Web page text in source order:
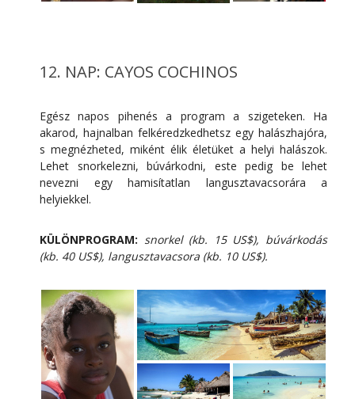
12. NAP: CAYOS COCHINOS
Egész napos pihenés a program a szigeteken. Ha
akarod, hajnalban felkéredzkedhetsz egy halászhajóra,
s megnézheted, miként élik életüket a helyi halászok.
Lehet snorkelezni, búvárkodni, este pedig be lehet
nevezni egy hamisítatlan langusztavacsorára a
helyiekkel.
KÜLÖNPROGRAM: snorkel (kb. 15 US$), búvárkodás
(kb. 40 US$), langusztavacsora (kb. 10 US$).